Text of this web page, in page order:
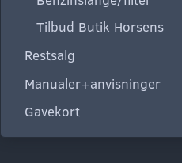
Tilbud Butik Horsens
Restsalg
Manualer+anvisninger
Gavekort